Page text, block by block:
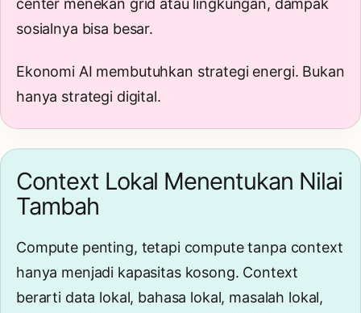
center menekan grid atau lingkungan, dampak
sosialnya bisa besar.
Ekonomi AI membutuhkan strategi energi. Bukan
hanya strategi digital.
Context Lokal Menentukan Nilai
Tambah
Compute penting, tetapi compute tanpa context
hanya menjadi kapasitas kosong. Context
berarti data lokal, bahasa lokal, masalah lokal,